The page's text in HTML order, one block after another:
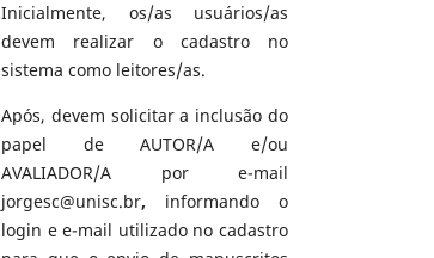
Inicialmente, os/as usuários/as
devem realizar o cadastro no
sistema como leitores/as.
Após, devem solicitar a inclusão do
papel de AUTOR/A e/ou
AVALIADOR/A por e-mail
jorgesc@unisc.br, informando o
login e e-mail utilizado no cadastro